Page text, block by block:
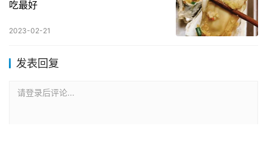
吃最好
2023-02-21
发表回复
请登录后评论...